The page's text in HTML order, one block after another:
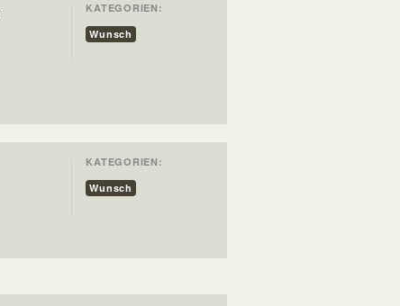
KATEGORIEN:
Wunsch
KATEGORIEN:
Wunsch